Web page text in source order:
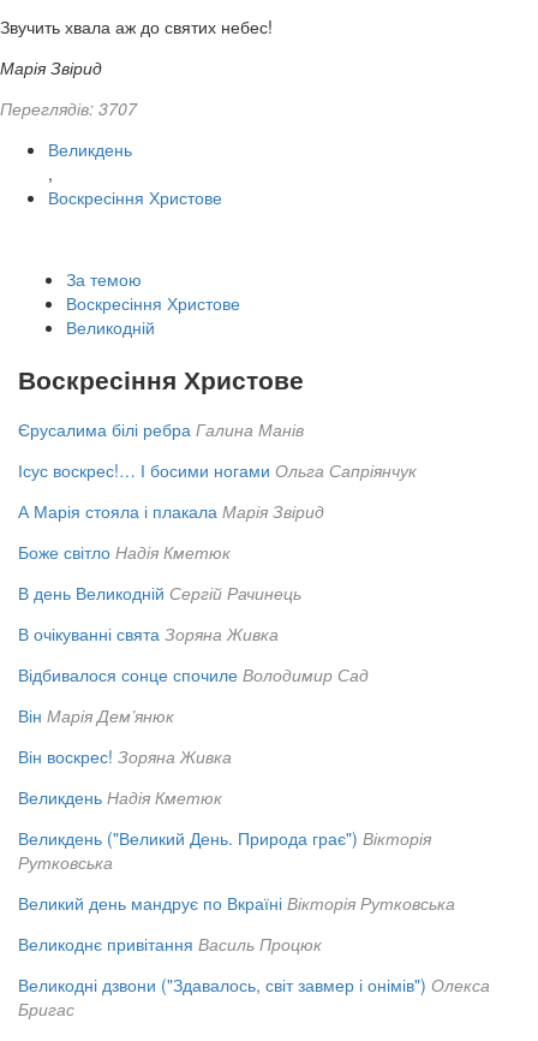
Звучить хвала аж до святих небес!
Марія Звірид
Переглядів: 3707
Великдень
,
Воскресіння Христове
За темою
Воскресіння Христове
Великодній
Воскресіння Христове
Єрусалима білі ребра Галина Манів
Ісус воскрес!… І босими ногами Ольга Сапріянчук
А Марія стояла і плакала Марія Звірид
Боже світло Надія Кметюк
В день Великодній Сергій Рачинець
В очікуванні свята Зоряна Живка
Відбивалося сонце спочиле Володимир Сад
Він Марія Дем’янюк
Він воскрес! Зоряна Живка
Великдень Надія Кметюк
Великдень ("Великий День. Природа грає") Вікторія
Рутковська
Великий день мандрує по Вкраїні Вікторія Рутковська
Великоднє привітання Василь Процюк
Великодні дзвони ("Здавалось, світ завмер і онімів") Олекса
Бригас